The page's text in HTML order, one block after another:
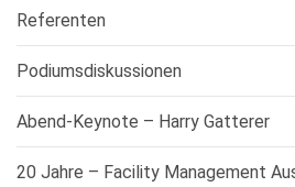
Referenten
Podiumsdiskussionen
Abend-Keynote – Harry Gatterer
20 Jahre – Facility Management